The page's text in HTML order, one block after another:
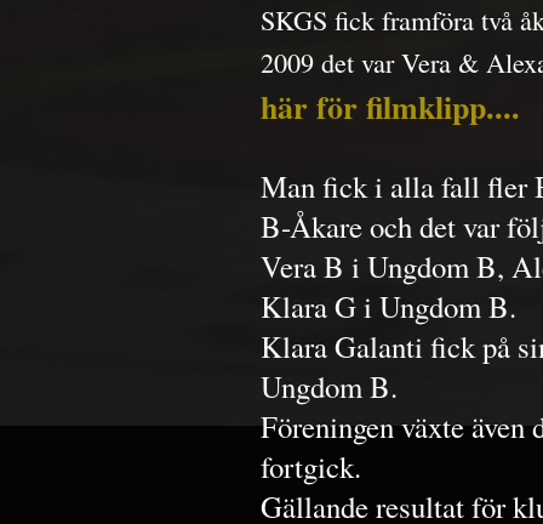
SKGS fick framföra två
2009 det var Vera &
här för filmklipp....
Man fick i alla fall fler
B-Åkare och det var
Vera B i Ungdom B,
Klara G i Ungdom B.
Klara Galanti fick på
Ungdom B.
Föreningen växte även
fortgick.
Gällande resultat för